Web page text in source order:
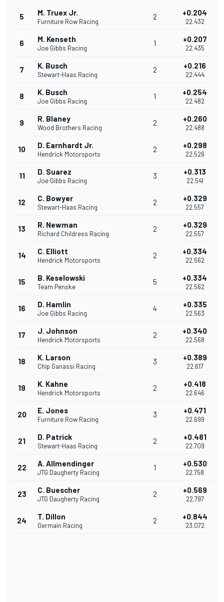
5 M. Truex Jr.
Furniture Row Racing
2 +0.204
22.432
6 M. Kenseth
Joe Gibbs Racing
1 +0.207
22.435
7 K. Busch
Stewart-Haas Racing
2 +0.216
22.444
8 K. Busch
Joe Gibbs Racing
1 +0.254
22.482
9 R. Blaney
Wood Brothers Racing
2 +0.260
22.488
10 D. Earnhardt Jr.
Hendrick Motorsports
2 +0.298
22.526
11 D. Suarez
Joe Gibbs Racing
3 +0.313
22.541
12 C. Bowyer
Stewart-Haas Racing
2 +0.329
22.557
13 R. Newman
Richard Childress Racing
2 +0.329
22.557
14 C. Elliott
Hendrick Motorsports
2 +0.334
22.562
15 B. Keselowski
Team Penske
5 +0.334
22.562
16 D. Hamlin
Joe Gibbs Racing
4 +0.335
22.563
17 J. Johnson
Hendrick Motorsports
2 +0.340
22.568
18 K. Larson
Chip Ganassi Racing
3 +0.389
22.617
19 K. Kahne
Hendrick Motorsports
2 +0.418
22.646
20 E. Jones
Furniture Row Racing
3 +0.471
22.699
21 D. Patrick
Stewart-Haas Racing
2 +0.481
22.709
22 A. Allmendinger
JTG Daugherty Racing
1 +0.530
22.758
23 C. Buescher
JTG Daugherty Racing
2 +0.569
22.797
24 T. Dillon
Germain Racing
2 +0.844
23.072